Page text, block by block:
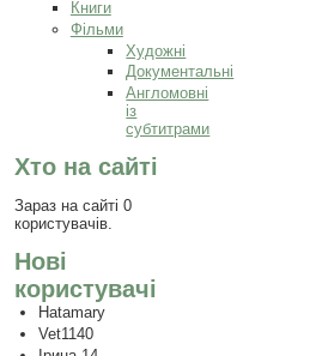
Книги
Фільми
Художні
Документальні
Англомовні
із
субтитрами
Хто на сайті
Зараз на сайті 0
користувачів.
Нові
користувачі
Hatamary
Vet1140